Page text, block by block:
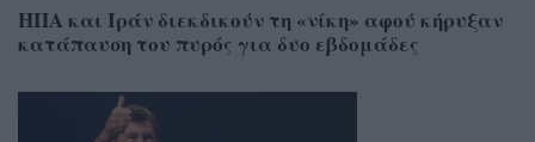
ΗΠΑ και Ιράν διεκδικούν τη «νίκη» αφού κήρυξαν
κατάπαυση του πυρός για δυο εβδομάδες